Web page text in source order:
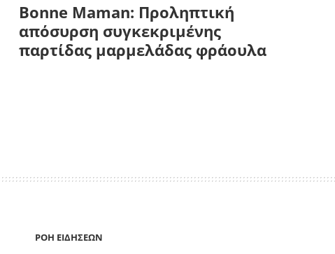
Bonne Maman: Προληπτική
απόσυρση συγκεκριμένης
παρτίδας μαρμελάδας φράουλα
ΡΟΗ ΕΙΔΗΣΕΩΝ